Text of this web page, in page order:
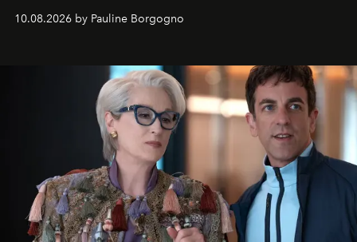
10.08.2026 by Pauline Borgogno